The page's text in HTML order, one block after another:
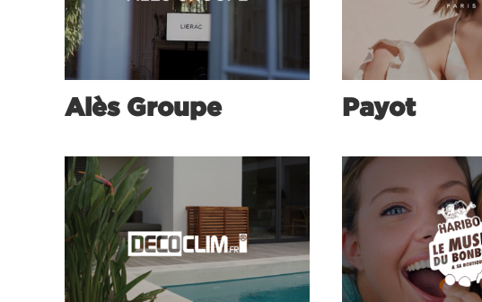
Alès Groupe Payot